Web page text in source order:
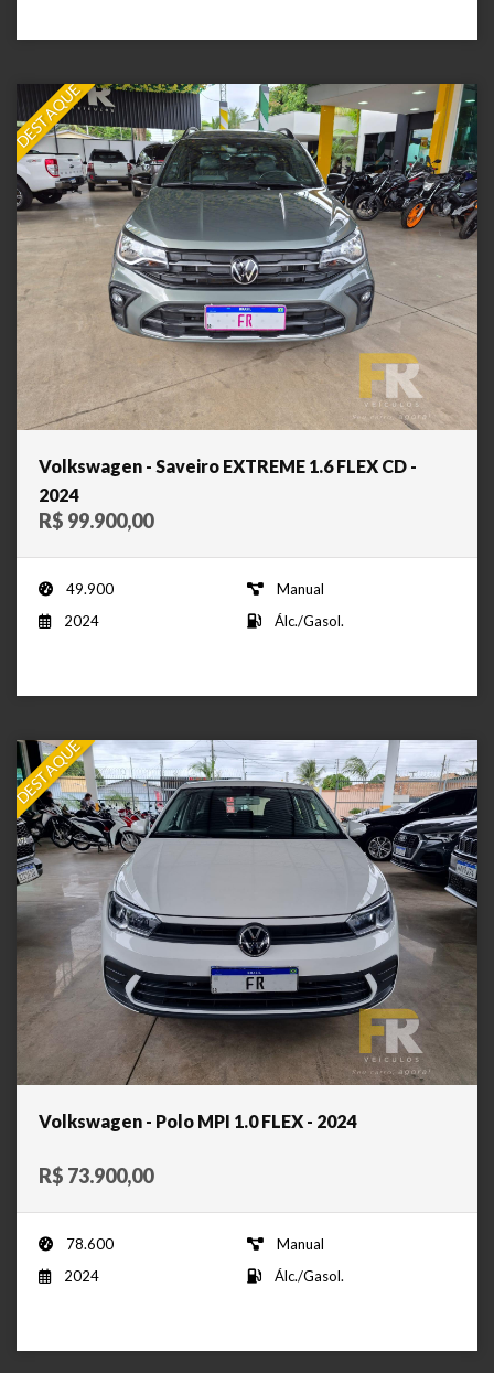
DESTAQUE
Volkswagen - Saveiro EXTREME 1.6 FLEX CD -
2024
R$ 99.900,00
49.900
Manual
2024
Álc./Gasol.
DESTAQUE
Volkswagen - Polo MPI 1.0 FLEX - 2024
R$ 73.900,00
78.600
Manual
2024
Álc./Gasol.